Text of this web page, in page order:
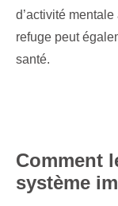
d’activité
refuge peut
santé.
Comment
système